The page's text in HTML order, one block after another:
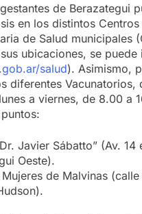
de Berazategui
en los distintos Centros
de Salud municipales
ubicaciones, se puede
salud). Asimismo,
diferentes Vacunatorios,
a viernes, de 8.00 a
Javier Sábatto” (Av. 14
Oeste).
de Malvinas